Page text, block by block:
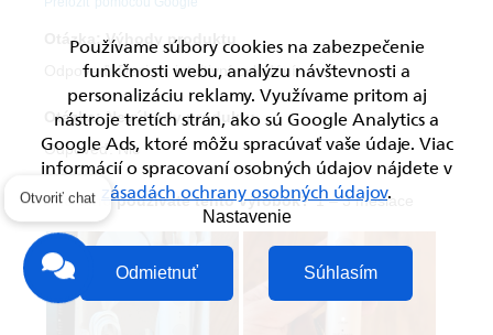
Používame súbory cookies na zabezpečenie
funkčnosti webu, analýzu návštevnosti a
personalizáciu reklamy. Využívame pritom aj
nástroje tretích strán, ako sú Google Analytics a
Google Ads, ktoré môžu spracúvať vaše údaje. Viac
informácií o spracovaní osobných údajov nájdete v
zásadách ochrany osobných údajov.
Nastavenie
Odmietnuť Súhlasím